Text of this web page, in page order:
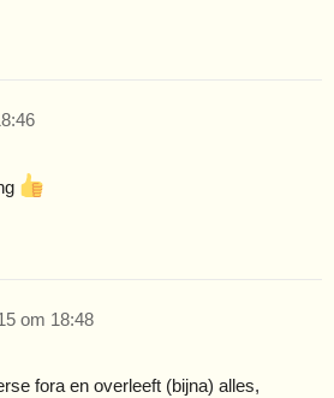
om 18:48
fora en overleeft (bijna) alles,